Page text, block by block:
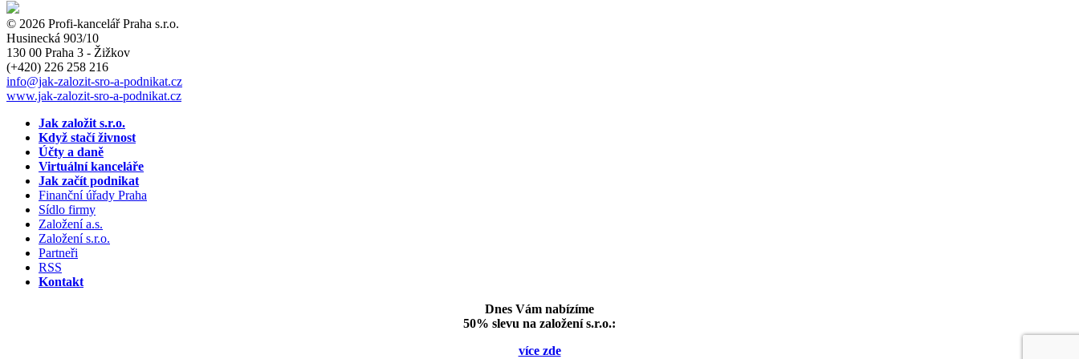
© 2026 Profi-kancelář Praha s.r.o.
Husinecká 903/10
130 00 Praha 3 - Žižkov
(+420) 226 258 216
info@jak-zalozit-sro-a-podnikat.cz
www.jak-zalozit-sro-a-podnikat.cz
Jak založit s.r.o.
Když stačí živnost
Účty a daně
Virtuální kanceláře
Jak začít podnikat
Finanční úřady Praha
Sídlo firmy
Založení a.s.
Založení s.r.o.
Partneři
RSS
Kontakt
Dnes Vám nabízíme
50% slevu na založení s.r.o.:
více zde